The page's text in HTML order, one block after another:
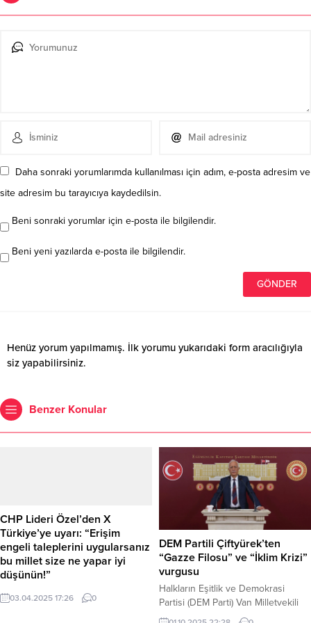
Daha sonraki yorumlarımda kullanılması için adım, e-posta adresim ve
site adresim bu tarayıcıya kaydedilsin.
Beni sonraki yorumlar için e-posta ile bilgilendir.
Beni yeni yazılarda e-posta ile bilgilendir.
Henüz yorum yapılmamış. İlk yorumu yukarıdaki form aracılığıyla
siz yapabilirsiniz.
Benzer Konular
CHP Lideri Özel’den X
Türkiye’ye uyarı: “Erişim
engeli taleplerini uygularsanız
bu millet size ne yapar iyi
düşünün!”
CHP Genel Başkanı Özgür Özel,
sosyal medya platformu X (eski
03.04.2025 17:26 0
DEM Partili Çiftyürek’ten
“Gazze Filosu” ve “İklim Krizi”
vurgusu
Halkların Eşitlik ve Demokrasi
Partisi (DEM Parti) Van Milletvekili
Sinan Çiftyürek, Gazze’ye yardım